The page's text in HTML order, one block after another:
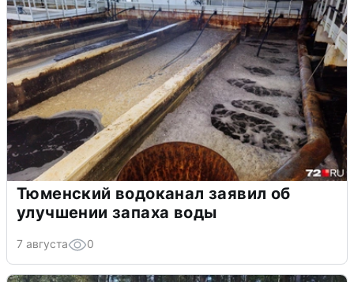
Тюменский водоканал заявил об
улучшении запаха воды
7 августа 0